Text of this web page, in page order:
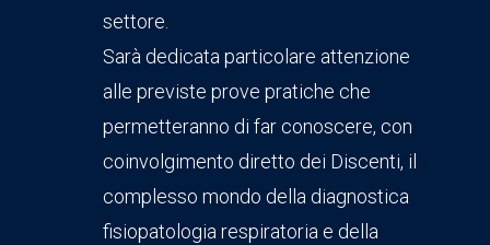
settore.
Sarà dedicata particolare attenzione
alle previste prove pratiche che
permetteranno di far conoscere, con
coinvolgimento diretto dei Discenti, il
complesso mondo della diagnostica
fisiopatologia respiratoria e della